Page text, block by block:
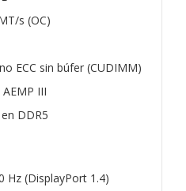
s (OC)
ECC sin búfer (CUDIMM)
III
DDR5
Hz (DisplayPort 1.4)